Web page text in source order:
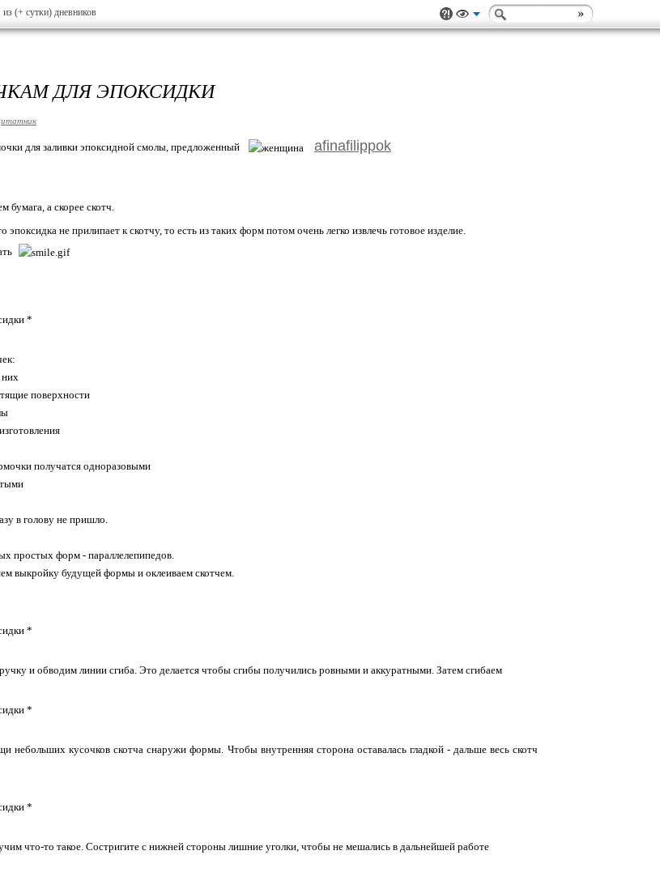
из (+ сутки) дневников
ДЛЯ ЭПОКСИДКИ
для заливки эпоксидной смолы, предложенный afinafilippok
бумага, а скорее скотч.
эпоксидка не прилипает к скотчу, то есть из таких форм потом очень легко извлечь готовое изделие.
них
поверхности
получатся одноразовыми
в голову не пришло.
простых форм - параллелепипедов.
выкройку будущей формы и оклеиваем скотчем.
и обводим линии сгиба. Это делается чтобы сгибы получились ровными и аккуратными. Затем сгибаем
небольших кусочков скотча снаружи формы. Чтобы внутренняя сторона оставалась гладкой - дальше весь скотч
что-то такое. Состригите с нижней стороны лишние уголки, чтобы не мешались в дальнейшей работе